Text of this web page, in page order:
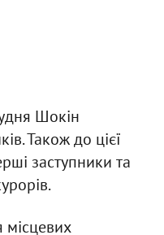
Шокін
Також до цієї
заступники та